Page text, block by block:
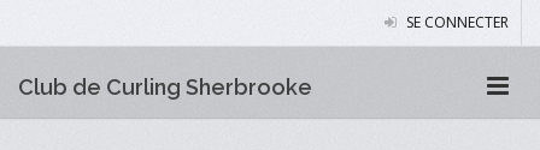
SE CONNECTER
Club de Curling Sherbrooke